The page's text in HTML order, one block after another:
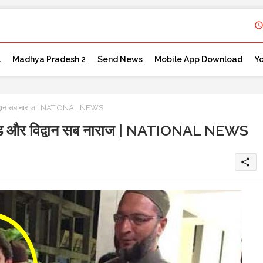
Madhya Pradesh 2 Send News Mobile App Download
सब नाराज | NATIONAL NEWS
और विद्वान सब नाराज | NATIONAL NEWS
share